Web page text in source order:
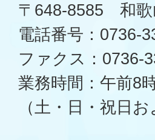
〒648-8585 和歌
電話番号：0736-
ファクス：0736-
業務時間：午前8
（土・日・祝日